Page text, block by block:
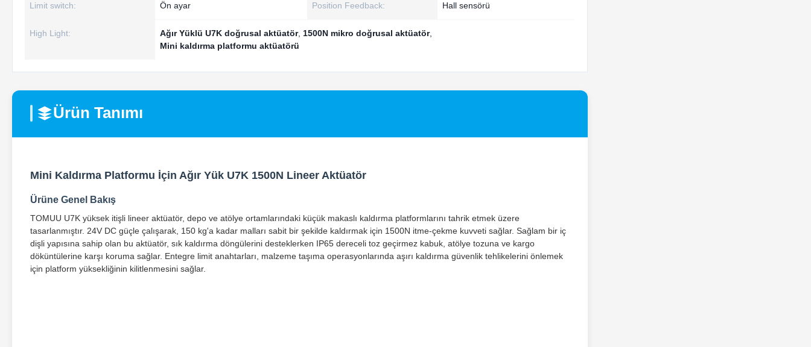
Limit switch: Ön ayar Position Feedback: Hall sensörü
High Light: Ağır Yüklü U7K doğrusal aktüatör, 1500N mikro doğrusal aktüatör,
Mini kaldırma platformu aktüatörü
Ürün Tanımı
Mini Kaldırma Platformu İçin Ağır Yük U7K 1500N Lineer Aktüatör
Ürüne Genel Bakış
TOMUU U7K yüksek itişli lineer aktüatör, depo ve atölye ortamlarındaki küçük makaslı kaldırma platformlarını tahrik etmek üzere
tasarlanmıştır. 24V DC güçle çalışarak, 150 kg'a kadar malları sabit bir şekilde kaldırmak için 1500N itme-çekme kuvveti sağlar. Sağlam bir iç
dişli yapısına sahip olan bu aktüatör, sık kaldırma döngülerini desteklerken IP65 dereceli toz geçirmez kabuk, atölye tozuna ve kargo
döküntülerine karşı koruma sağlar. Entegre limit anahtarları, malzeme taşıma operasyonlarında aşırı kaldırma güvenlik tehlikelerini önlemek
için platform yüksekliğinin kilitlenmesini sağlar.